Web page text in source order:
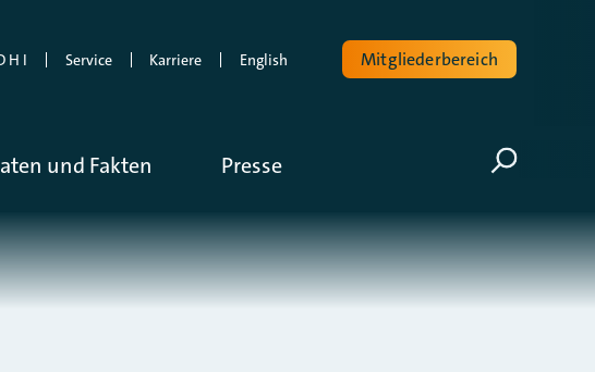
H I Service Karriere English Mitgliederbereich
und Fakten PresseVolltextsuche
Suche